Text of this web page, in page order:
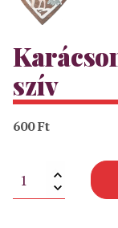
szív
600Ft
Karácsonyfadísz
barna